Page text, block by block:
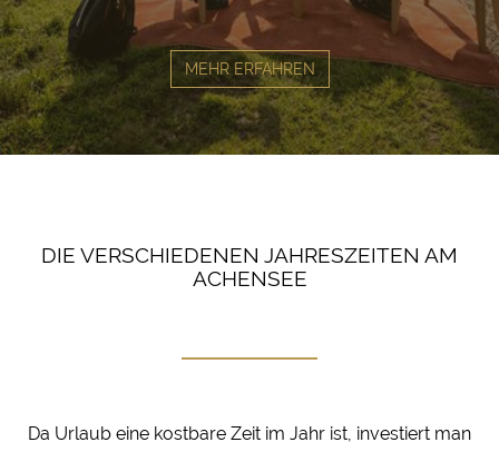
MEHR ERFAHREN
DIE VERSCHIEDENEN JAHRESZEITEN AM
ACHENSEE
Da Urlaub eine kostbare Zeit im Jahr ist, investiert man